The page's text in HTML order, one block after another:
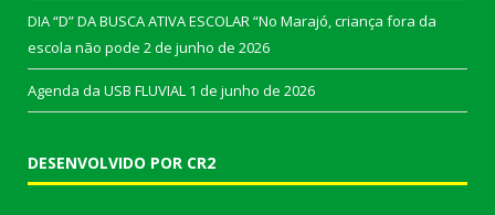
DIA “D” DA BUSCA ATIVA ESCOLAR “No Marajó, criança fora da
escola não pode 2 de junho de 2026
Agenda da USB FLUVIAL 1 de junho de 2026
DESENVOLVIDO POR CR2